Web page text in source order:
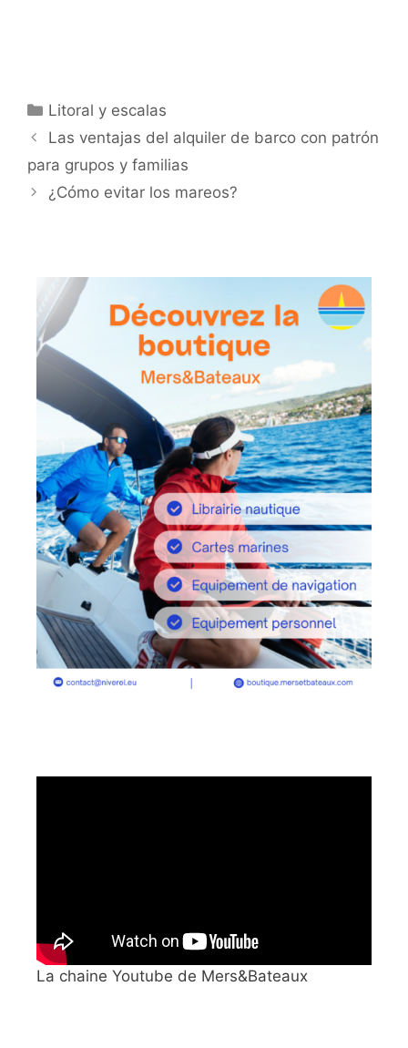
Categorías
Litoral y escalas
Las ventajas del alquiler de barco con patrón
para grupos y familias
¿Cómo evitar los mareos?
La chaine Youtube de Mers&Bateaux